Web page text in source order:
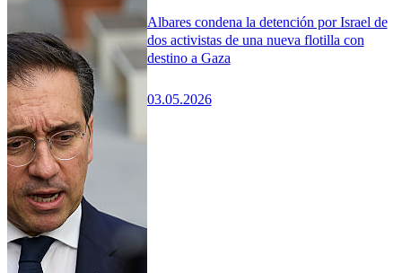
Albares condena la detención por Israel de
dos activistas de una nueva flotilla con
destino a Gaza
03.05.2026